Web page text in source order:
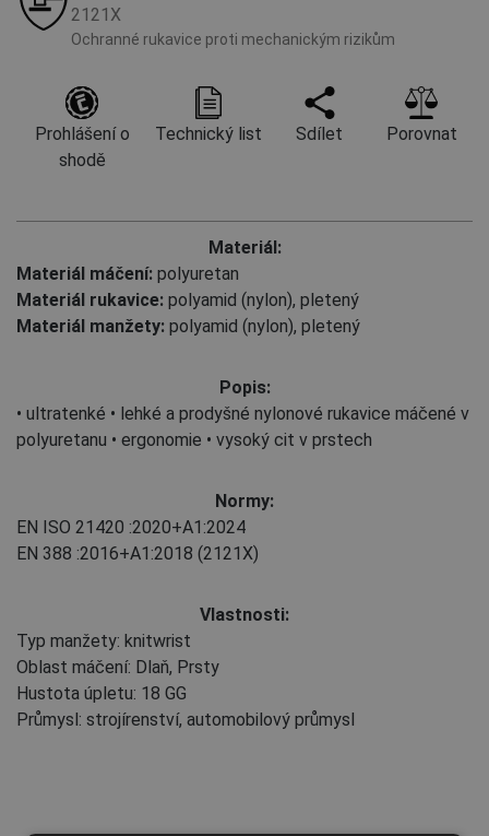
2121X
Ochranné rukavice proti mechanickým rizikům
Prohlášení o
shodě
Technický list Sdílet Porovnat
Materiál:
Materiál máčení: polyuretan
Materiál rukavice: polyamid (nylon), pletený
Materiál manžety: polyamid (nylon), pletený
Popis:
• ultratenké • lehké a prodyšné nylonové rukavice máčené v
polyuretanu • ergonomie • vysoký cit v prstech
Normy:
EN ISO 21420 :2020+A1:2024
EN 388 :2016+A1:2018 (2121X)
Vlastnosti:
Typ manžety: knitwrist
Oblast máčení: Dlaň, Prsty
Hustota úpletu: 18 GG
Průmysl: strojírenství, automobilový průmysl